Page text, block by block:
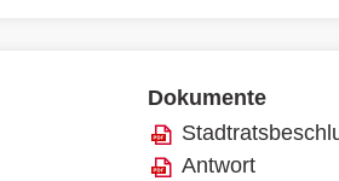
Dokumente
Antwort